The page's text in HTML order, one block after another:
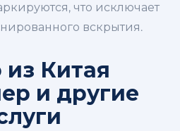
что исключает
вскрытия.
из Китая
и другие